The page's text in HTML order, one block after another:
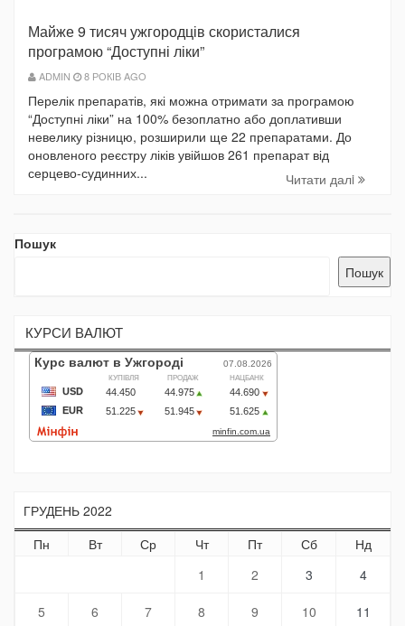
Майже 9 тисяч ужгородців скористалися
програмою “Доступні ліки”
ADMIN 8 РОКІВ AGO
Перелік препаратів, які можна отримати за програмою
“Доступні ліки” на 100% безоплатно або доплативши
невелику різницю, розширили ще 22 препаратами. До
оновленого реєстру ліків увійшов 261 препарат від
серцево-судинних...
Читати далi
Пошук
Пошук
КУРСИ ВАЛЮТ
ГРУДЕНЬ 2022
Пн
Вт Ср Чт Пт Сб
Нд
1
2 3 4
5 6 7 8 9 10 11